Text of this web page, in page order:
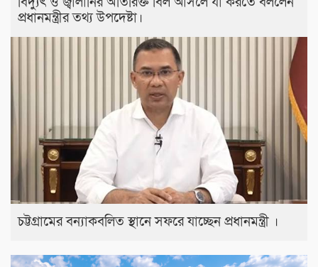
প্রধানমন্ত্রীর তথ্য উপদেষ্টা।
চট্টগ্রামের বন্যাকবলিত স্থানে সফরে যাচ্ছেন প্রধানমন্ত্রী ।